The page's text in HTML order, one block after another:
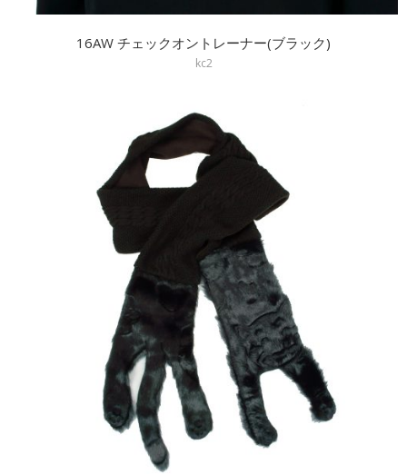
16AW チェックオントレーナー(ブラック)
kc2